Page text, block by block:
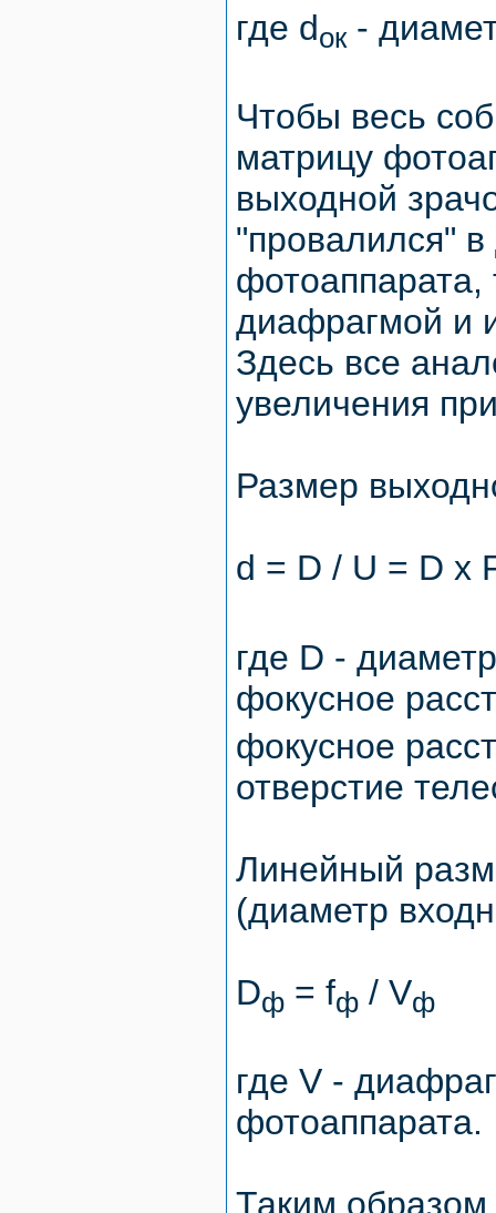
где dок-
Чтобы весь
матрицу
выходной
"провалился"
диафрагмой и
Здесь все
увеличения
Размер
d = D / U = D x
где D -
фокусное
фокусное
отверстие
Линейный
(диаметр
Dф = fф / Vф
где V -
фотоаппарата.
Таким